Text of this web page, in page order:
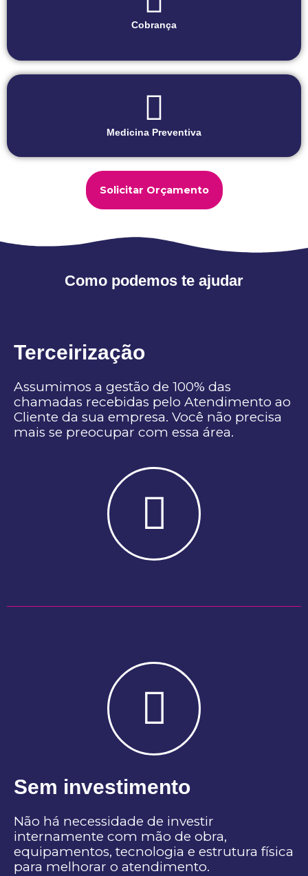
Cobrança
Medicina Preventiva
Solicitar Orçamento
Como podemos te ajudar
Terceirização
Assumimos a gestão de 100% das
chamadas recebidas pelo Atendimento ao
Cliente da sua empresa. Você não precisa
mais se preocupar com essa área.
Sem investimento
Não há necessidade de investir
internamente com mão de obra,
equipamentos, tecnologia e estrutura física
para melhorar o atendimento.